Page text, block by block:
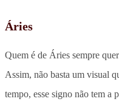
Áries
Quem é de Áries sempre
Assim, não basta um visual
tempo, esse signo não tem a